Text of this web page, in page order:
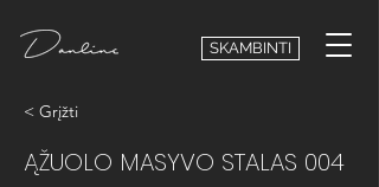
SKAMBINTI
< Grįžti
ĄŽUOLO MASYVO STALAS 004